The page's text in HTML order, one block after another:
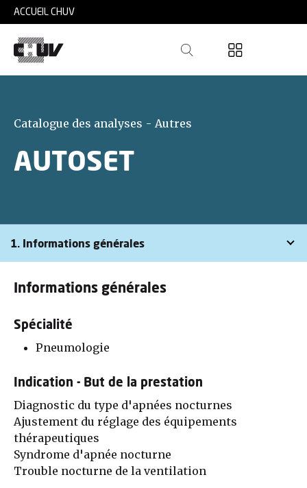
Skip to main content
ACCUEIL CHUV
Catalogue des analyses - Autres
AUTOSET
1. Informations générales
Informations générales
Spécialité
Pneumologie
Indication - But de la prestation
Diagnostic du type d'apnées nocturnes
Ajustement du réglage des équipements
thérapeutiques
Syndrome d'apnée nocturne
Trouble nocturne de la ventilation